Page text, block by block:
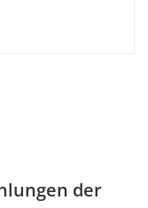
der